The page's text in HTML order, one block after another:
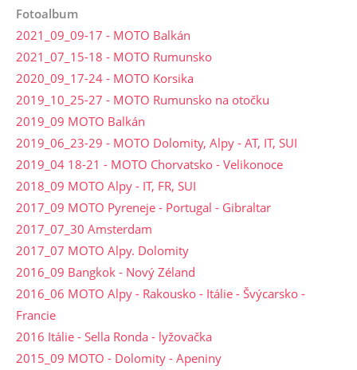
Fotoalbum
2021_09_09-17 - MOTO Balkán
2021_07_15-18 - MOTO Rumunsko
2020_09_17-24 - MOTO Korsika
2019_10_25-27 - MOTO Rumunsko na otočku
2019_09 MOTO Balkán
2019_06_23-29 - MOTO Dolomity, Alpy - AT, IT, SUI
2019_04 18-21 - MOTO Chorvatsko - Velikonoce
2018_09 MOTO Alpy - IT, FR, SUI
2017_09 MOTO Pyreneje - Portugal - Gibraltar
2017_07_30 Amsterdam
2017_07 MOTO Alpy. Dolomity
2016_09 Bangkok - Nový Zéland
2016_06 MOTO Alpy - Rakousko - Itálie - Švýcarsko -
Francie
2016 Itálie - Sella Ronda - lyžovačka
2015_09 MOTO - Dolomity - Apeniny